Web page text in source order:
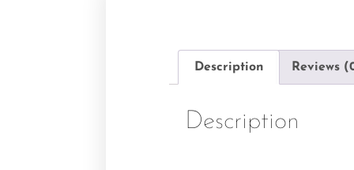
Description Reviews
Description